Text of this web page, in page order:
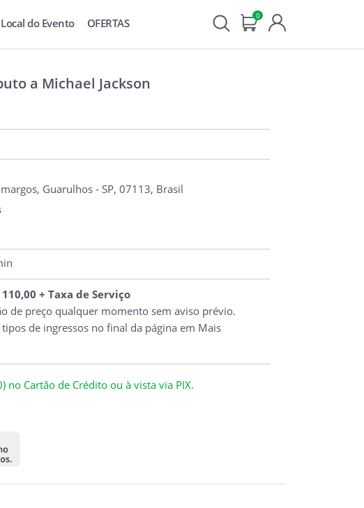
Local do Evento OFERTAS
0
a Michael Jackson
Guarulhos - SP, 07113, Brasil
+ Taxa de Serviço
de preço qualquer momento sem aviso prévio.
de ingressos no final da página em Mais
no Cartão de Crédito ou à vista via PIX.